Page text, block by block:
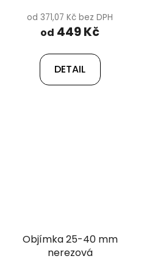
od 371,07 Kč bez DPH
od 449 Kč
DETAIL
Objímka 25-40 mm
nerezová